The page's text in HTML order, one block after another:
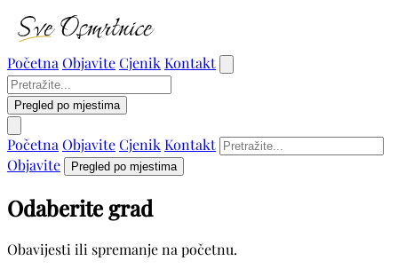
Početna ObjaviteCjenik Kontakt
Pregled po mjestima
Početna ObjaviteCjenik Kontakt
Objavite
Pregled po mjestima
Odaberite grad
Obavijesti ili spremanje na početnu.